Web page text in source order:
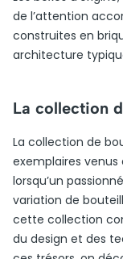
de l’attention
construites en
architecture
La collection
La collection de
exemplaires
lorsqu’un
variation de
cette collection
du design et des